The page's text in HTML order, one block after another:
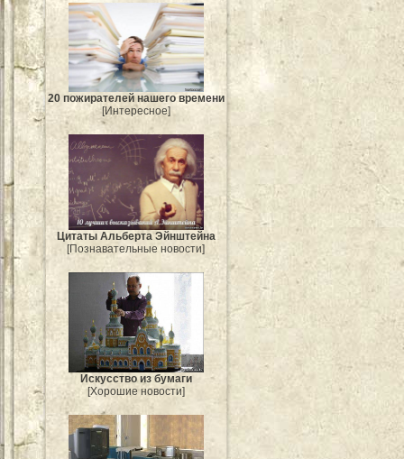
20 пожирателей нашего времени
[Интересное]
Цитаты Альберта Эйнштейна
[Познавательные новости]
Искусство из бумаги
[Хорошие новости]